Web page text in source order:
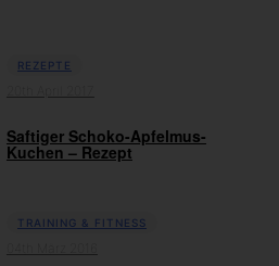
REZEPTE
Saftiger Schoko-Apfelmus-
Kuchen – Rezept
TRAINING & FITNESS